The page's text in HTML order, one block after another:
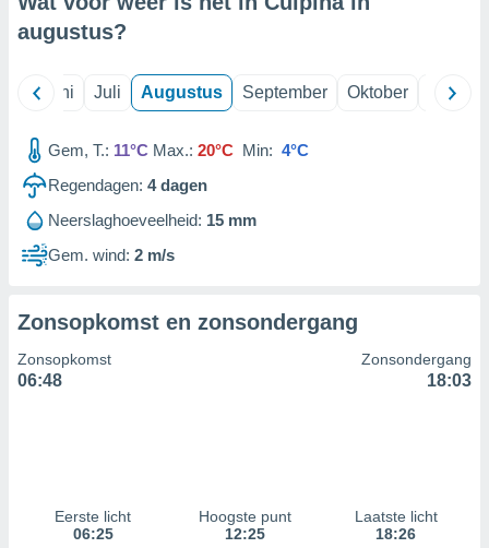
augustus?
Juni Juli Augustus September Oktober
Gem, T.: 11°C Max.: 20°C Min: 4°C
Regendagen: 4dagen
Neerslaghoeveelheid: 15 mm
Gem. wind: 2 m/s
Zonsopkomst en zonsondergang
Zonsopkomst
06:48
Zonsondergang
18:03
Eerste licht
06:25
Hoogste punt
12:25
Laatste licht
18:26